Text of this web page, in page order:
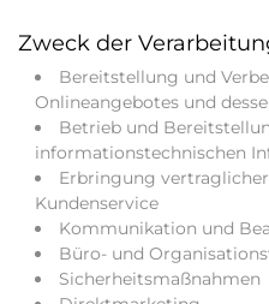
Zweck der
Bereitstellung und
Onlineangebotes und
Betrieb und
informationstechnischen
Erbringung
Kundenservice
Kommunikation und
Büro- und
Sicherheitsmaßnahmen